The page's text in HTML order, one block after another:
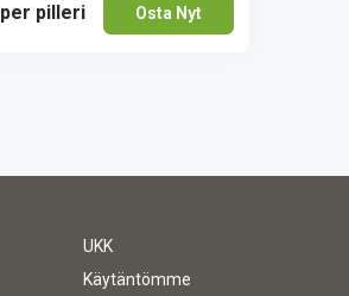
per pilleri Osta Nyt
UKK
Käytäntömme